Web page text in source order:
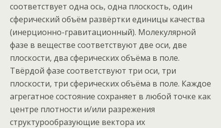
соответствует одна ось, одна плоскость, один
сферический объём развёртки единицы качества
(инерционно-гравитационный). Молекулярной
фазе в веществе соответствуют две оси, две
плоскости, два сферических объёма в поле.
Твёрдой фазе соответствуют три оси, три
плоскости, три сферических объёма в поле. Каждое
агрегатное состояние сохраняет в любой точке как
центре плотности и/или разрежения
структурообразующие вектора их